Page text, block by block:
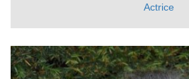
Actrice